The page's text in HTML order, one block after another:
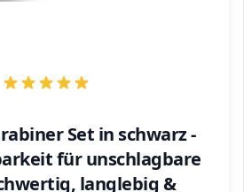
Set in schwarz -
für unschlagbare
langlebig &